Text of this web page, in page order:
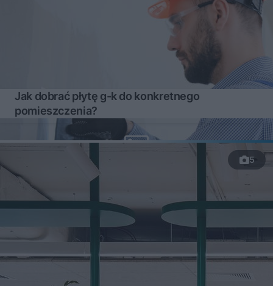
Jak dobrać płytę g-k do konkretnego
pomieszczenia?
5